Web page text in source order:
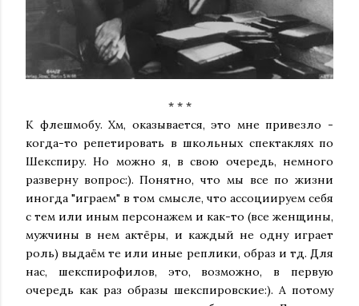
* * *
К флешмобу. Хм, оказывается, это мне привезло -
когда-то репетировать в школьных спектаклях по
Шекспиру. Но можно я, в свою очередь, немного
разверну вопрос:). Понятно, что мы все по жизни
иногда "играем" в том смысле, что ассоциируем себя
с тем или иным персонажем и как-то (все женщины,
мужчины в нем актёры, и каждый не одну играет
роль) выдаём те или иные реплики, образ и тд. Для
нас, шекспирофилов, это, возможно, в первую
очередь как раз образы шекспировские:). А потому